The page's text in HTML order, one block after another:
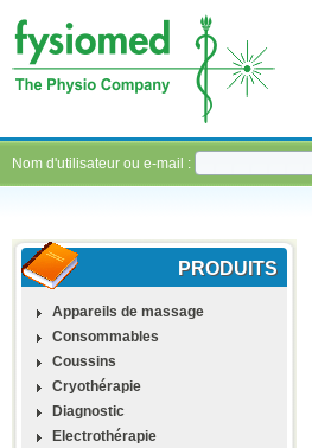
Nom d'utilisateur ou e-mail :
PRODUITS
Appareils de massage
Consommables
Coussins
Cryothérapie
Diagnostic
Electrothérapie